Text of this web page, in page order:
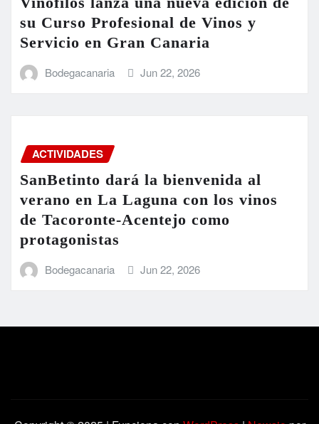
su Curso Profesional de Vinos y
Servicio en Gran Canaria
Bodegacanaria Jun 22, 2026
ACTIVIDADES
SanBetinto dará la bienvenida al
verano en La Laguna con los vinos
de Tacoronte-Acentejo como
protagonistas
Bodegacanaria Jun 22, 2026